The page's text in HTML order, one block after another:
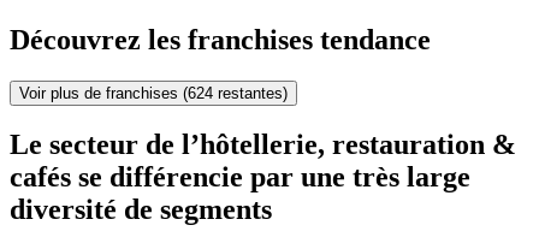
Découvrez les franchises tendance
Voir plus de franchises (624 restantes)
Le secteur de l’hôtellerie, restauration &
cafés se différencie par une très large
diversité de segments